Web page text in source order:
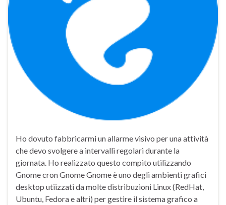
Ho dovuto fabbricarmi un allarme visivo per una attività
che devo svolgere a intervalli regolari durante la
giornata. Ho realizzato questo compito utilizzando
Gnome cron Gnome Gnome è uno degli ambienti grafici
desktop utiizzati da molte distribuzioni Linux (RedHat,
Ubuntu, Fedora e altri) per gestire il sistema grafico a